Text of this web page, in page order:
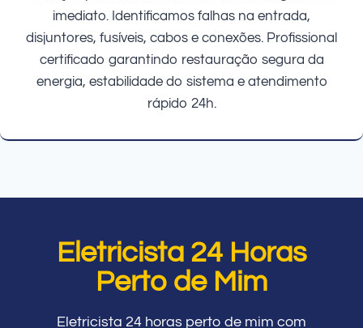
imediato. Identificamos falhas na entrada,
disjuntores, fusíveis, cabos e conexões. Profissional
certificado garantindo restauração segura da
energia, estabilidade do sistema e atendimento
rápido 24h.
Eletricista 24 Horas
Perto de Mim
Eletricista 24 horas perto de mim com